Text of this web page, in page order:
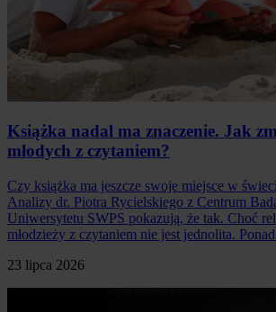
Książka nadal ma znaczenie. Jak
młodych z czytaniem?
Czy książka ma jeszcze swoje miejsce w
Analizy dr. Piotra Rycielskiego z Centrum
Uniwersytetu SWPS pokazują, że tak. Choć
młodzieży z czytaniem nie jest jednolita.
23 lipca 2026